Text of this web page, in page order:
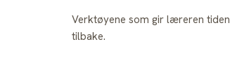
Verktøyene som gir læreren tiden
tilbake.